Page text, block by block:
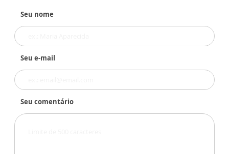
Seu nome
Seu e-mail
Seu comentário